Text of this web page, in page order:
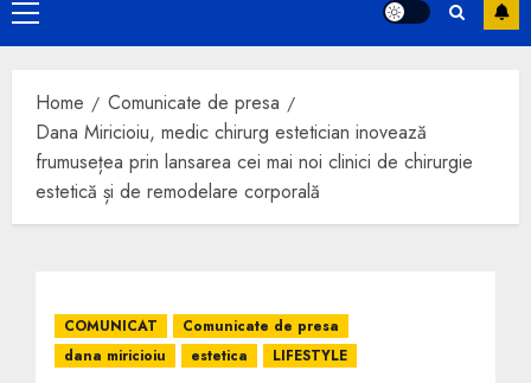
Primary
Menu
Home
Comunicate de presa
Dana Miricioiu, medic chirurg estetician inovează
frumusețea prin lansarea cei mai noi clinici de chirurgie
estetică și de remodelare corporală
COMUNICAT
Comunicate de presa
dana miricioiu
estetica LIFESTYLE